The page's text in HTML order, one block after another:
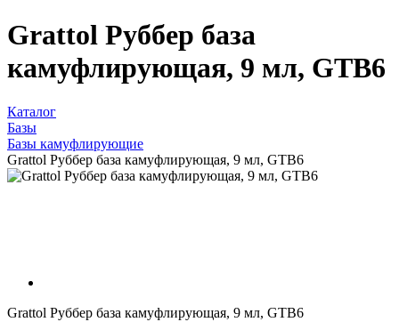
Grattol Руббер база
камуфлирующая, 9 мл, GTB6
Каталог
Базы
Базы камуфлирующие
Grattol Руббер база камуфлирующая, 9 мл, GTB6
Grattol Руббер база камуфлирующая, 9 мл, GTB6